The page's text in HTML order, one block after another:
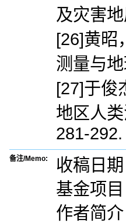
及灾害
[26]黄昭
测量与
[27]于俊
地区人
281-292.
备注/Memo:
收稿日
基金项
作者简